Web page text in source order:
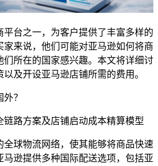
平台之一，为客户提供了丰富多样的
家来说，他们可能对亚马逊如何将商
们所在的国家感兴趣。本文将详细讨
及开设亚马逊店铺所需的费用。
？
全球物流网络，使其能够将商品快速
逊提供多种国际配送选项，包括亚